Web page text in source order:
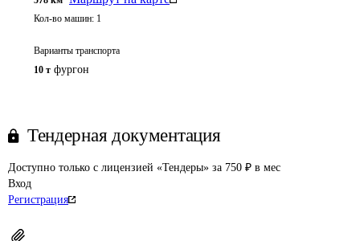
Кол-во машин: 1
Варианты транспорта
10 т фургон
Тендерная документация
Доступно только с лицензией «Тендеры» за 750 ₽ в мес
Вход
Регистрация